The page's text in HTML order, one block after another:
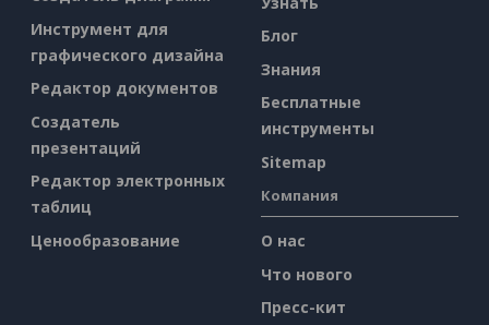
Инструмент для
графического дизайна
Редактор документов
Создатель
презентаций
Редактор электронных
таблиц
Ценообразование
Блог
Знания
Бесплатные
инструменты
Sitemap
Компания
О нас
Что нового
Пресс-кит